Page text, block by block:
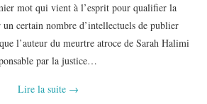
mot qui vient à l’esprit pour qualifier la
un certain nombre d’intellectuels de publier
l’auteur du meurtre atroce de Sarah Halimi
par la justice…
Lire la suite →